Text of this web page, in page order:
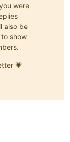
were
also be
show
💗